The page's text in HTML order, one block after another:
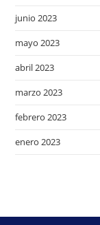
junio 2023
mayo 2023
abril 2023
marzo 2023
febrero 2023
enero 2023